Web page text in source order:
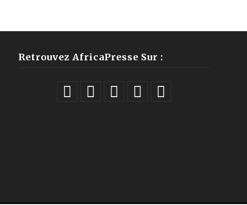
Retrouvez AfricaPresse Sur :